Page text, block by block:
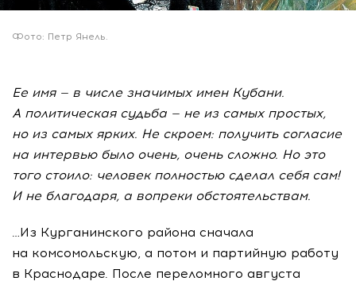
Фото: Петр Янель.
Ее имя — в числе значимых имен Кубани.
А политическая судьба — не из самых простых,
но из самых ярких. Не скроем: получить согласие
на интервью было очень, очень сложно. Но это
того стоило: человек полностью сделал себя сам!
И не благодаря, а вопреки обстоятельствам.
…Из Курганинского района сначала
на комсомольскую, а потом и партийную работу
в Краснодаре. После переломного августа